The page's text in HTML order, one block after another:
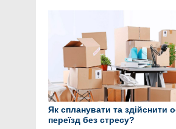
Як спланувати та здійснити
переїзд без стресу?